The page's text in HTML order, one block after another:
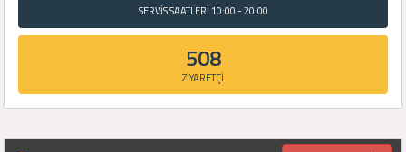
SERVİS SAATLERİ 10:00 - 20:00
508
ZİYARETÇİ